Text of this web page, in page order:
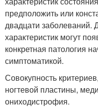
предположить или
двадцати заболеваний.
характеристик могут
конкретная патология
симптоматикой.
Совокупность
ногтевой пластины,
ониходистрофия.